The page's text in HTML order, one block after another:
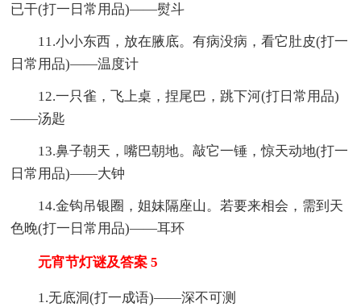
已干(打一日常用品)——熨斗
11.小小东西，放在腋底。有病没病，看它肚皮(打一
日常用品)——温度计
12.一只雀，飞上桌，捏尾巴，跳下河(打日常用品)
——汤匙
13.鼻子朝天，嘴巴朝地。敲它一锤，惊天动地(打一
日常用品)——大钟
14.金钩吊银圈，姐妹隔座山。若要来相会，需到天
色晚(打一日常用品)——耳环
元宵节灯谜及答案 5
1.无底洞(打一成语)——深不可测